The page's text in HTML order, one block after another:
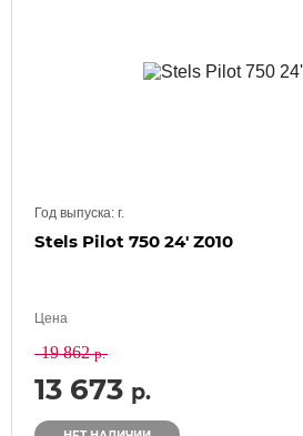
Год выпуска: г.
Stels Pilot 750 24' Z010
Цена
19 862р.
13 673 р.